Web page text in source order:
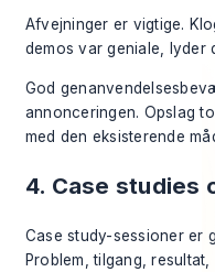
Afvejninger er vigtige.
demos var geniale, lyder
God
annonceringen. Opslag
med den eksisterende
4. Case
Case study-sessioner er
Problem, tilgang,